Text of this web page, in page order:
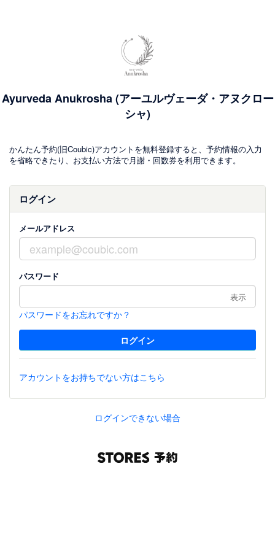
Ayurveda Anukrosha (アーユルヴェーダ・アヌクロー
シャ)
かんたん予約(旧Coubic)アカウントを無料登録すると、予約情報の入力
を省略できたり、お支払い方法で月謝・回数券を利用できます。
ログイン
メールアドレス
パスワード
表示
パスワードをお忘れですか？
アカウントをお持ちでない方はこちら
ログインできない場合